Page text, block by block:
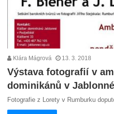
Klára Mágrová 13. 3. 2018
Výstava fotografií v
dominikánů v
Fotografie z Lorety v Rumburku